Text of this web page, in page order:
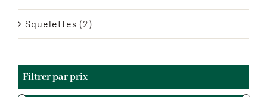
Squelettes (2)
Filtrer par prix